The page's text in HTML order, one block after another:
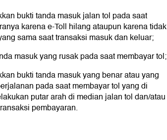
bukti tanda masuk jalan tol pada saat
karena e-Toll hilang ataupun karena tidak
sama saat transaksi masuk dan keluar;
masuk yang rusak pada saat membayar tol;
bukti tanda masuk yang benar atau yang
pada saat membayar tol yang di
putar arah di median jalan tol dan/atau
pembayaran.